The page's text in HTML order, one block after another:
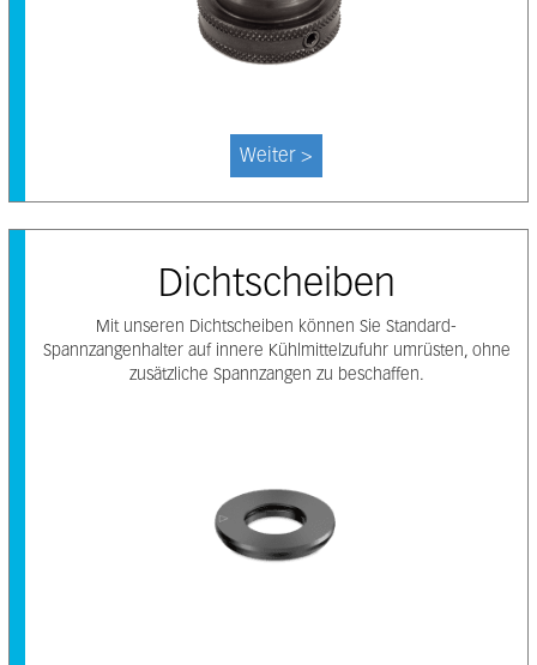
Weiter >
Dichtscheiben
Mit unseren Dichtscheiben können Sie Standard-
Spannzangenhalter auf innere Kühlmittelzufuhr umrüsten, ohne
zusätzliche Spannzangen zu beschaffen.